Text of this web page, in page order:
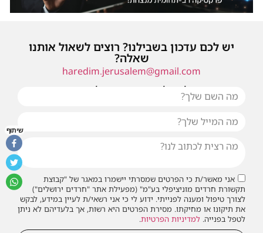
יש לכם עדכון בשבילנו? רוצים לשאול אותנו
שאלה?
haredim.jerusalem@gmail.com
או שילחו אלינו פנייה ונחזור אליכם בהקדם
אני מאשר/ת כי הפרטים שמסרתי יישמרו במאגר של "קבוצת
תקשורת חרדים מוניציפלי בע"מ" (מפעילת אתר "חרדים ירושלים")
לצורך טיפול ומענה לפנייתי. ידוע לי כי אני רשאי/ת לעיין במידע, לבקש
את תיקונו או מחיקתו. מסירת הפרטים היא רשות, אך בלעדיהם לא ניתן
לטפל בפנייה. למדיניות הפרטיות.
שיתוף